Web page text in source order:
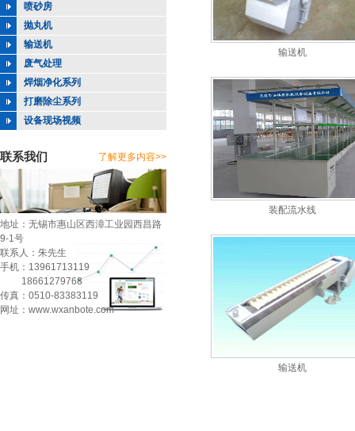
喷砂房
抛丸机
输送机
废气处理
焊烟净化系列
打磨除尘系列
设备现场视频
联系我们 了解更多内容>>
地址：无锡市惠山区西漳工业园西昌路
9-1号
联系人：朱先生
手机：13961713119
18661279768
传真：0510-83383119
网址：www.wxanbote.com
输送机
装配流水线
输送机